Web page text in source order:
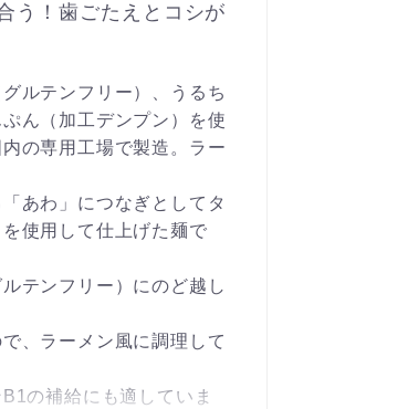
う！歯ごたえとコシが
ルテンフリー）、うるち
ん（加工デンプン）を使
の専用工場で製造。ラー
あわ」につなぎとしてタ
使用して仕上げた麺で
テンフリー）にのど越し
、ラーメン風に調理して
の補給にも適していま